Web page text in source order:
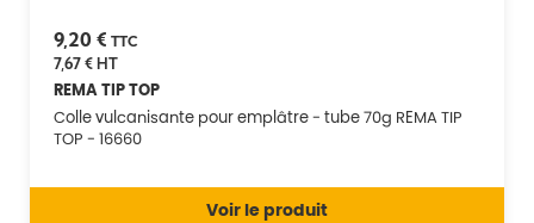
9,20 € TTC
7,67 €HT
REMA TIP TOP
Colle vulcanisante pour emplâtre - tube 70g REMA TIP
TOP - 16660
Voir le produit